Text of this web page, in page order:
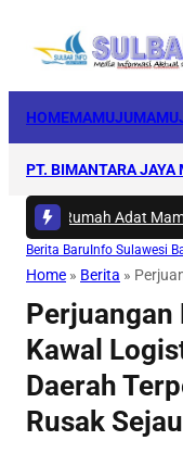
HOMEMAMUJU
PT. BIMANTARA JAYA
di Rumah Adat Mamuju|
Berita Baru Info Sulawesi
Home » Berita »
Perjuangan
Kawal
Daerah
Rusak